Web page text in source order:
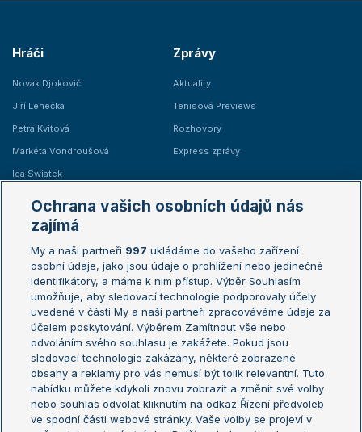
Hráči
Novak Djokovič
Jiří Lehečka
Petra Kvitová
Markéta Vondroušová
Iga Swiatek
Zprávy
Aktuality
Tenisová Previews
Rozhovory
Express zprávy
Žebříčky
Žebříček ATP (muži)
Žebříček WTA (ženy)
Sázkařský žebříček
Australian Open
French Open
Wimbledon
US Open
Turnaj mistrů
Turnaj mistryň
Aktualní trendy
Fotbalové přestupy
Ochrana vašich osobních údajů nás
zajímá
My a naši partneři 997 ukládáme do vašeho zařízení
osobní údaje, jako jsou údaje o prohlížení nebo jedinečné
identifikátory, a máme k nim přístup. Výběr Souhlasím
umožňuje, aby sledovací technologie podporovaly účely
uvedené v části My a naši partneři zpracováváme údaje za
účelem poskytování. Výběrem Zamítnout vše nebo
odvoláním svého souhlasu je zakážete. Pokud jsou
sledovací technologie zakázány, některé zobrazené
obsahy a reklamy pro vás nemusí být tolik relevantní. Tuto
nabídku můžete kdykoli znovu zobrazit a změnit své volby
nebo souhlas odvolat kliknutím na odkaz Řízení předvoleb
ve spodní části webové stránky. Vaše volby se projeví v